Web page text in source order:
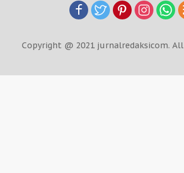
Copyright @ 2021 jurnalredaksicom.